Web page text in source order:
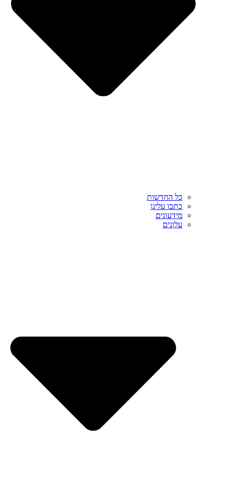
כל החדשות
כתבו עלינו
מידעונים
עלונים